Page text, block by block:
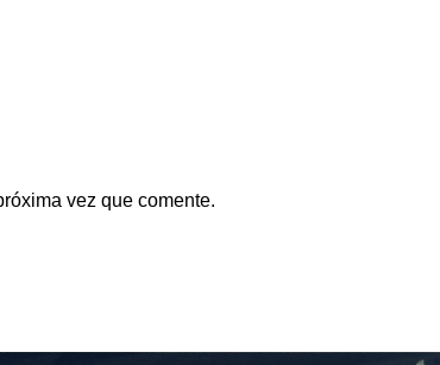
vez que comente.